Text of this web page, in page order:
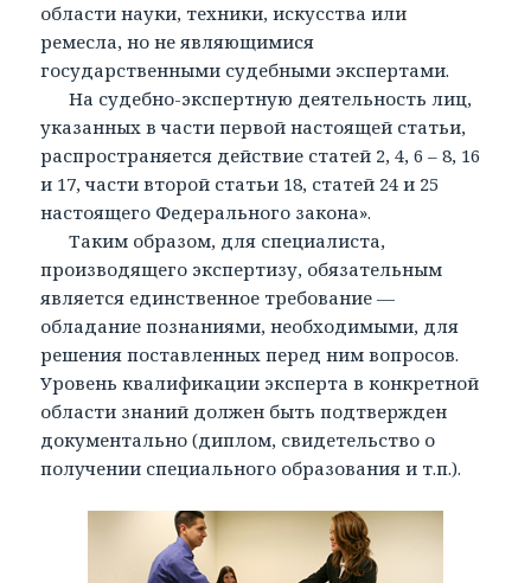
области науки, техники, искусства или
ремесла, но не являющимися
государственными судебными экспертами.
На судебно-экспертную деятельность лиц,
указанных в части первой настоящей статьи,
распространяется действие статей 2, 4, 6 – 8, 16
и 17, части второй статьи 18, статей 24 и 25
настоящего Федерального закона».
Таким образом, для специалиста,
производящего экспертизу, обязательным
является единственное требование —
обладание познаниями, необходимыми, для
решения поставленных перед ним вопросов.
Уровень квалификации эксперта в конкретной
области знаний должен быть подтвержден
документально (диплом, свидетельство о
получении специального образования и т.п.).